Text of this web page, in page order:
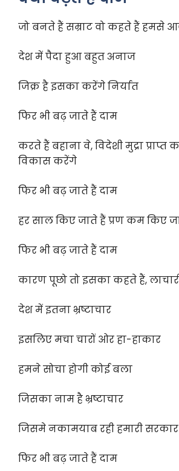
जो बनते हैं सम्राट वो कहते हैं हमसे
देश में पैदा हुआ बहुत अनाज
जिक्र है इसका करेंगे निर्यात
फिर भी बढ़ जाते हैं दाम
करते हैं बहाना वे, विदेशी मुद्रा
विकास करेंगे
फिर भी बढ़ जाते हैं दाम
हर साल किए जाते हैं प्रण कम किए
फिर भी बढ़ जाते हैं दाम
कारण पूछो तो इसका कहते हैं,
देश में इतना भ्रष्टाचार
इसलिए मचा चारों ओर हा-हाकार
हमने सोचा होगी कोई बला
जिसका नाम है भ्रष्टाचार
जिसमे नकामयाब रही हमारी सरकार
फिर भी बढ़ जाते हैं दाम